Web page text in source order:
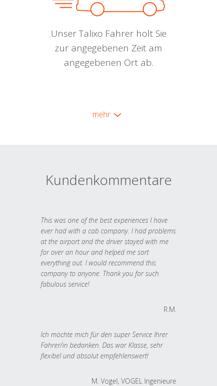
Unser Talixo Fahrer holt Sie
zur angegebenen Zeit am
angegebenen Ort ab.
mehr
Kundenkommentare
This was one of the best experiences I have
ever had with a cab company. I had problems
at the airport and the driver stayed with me
for over an hour and helped me sort
everything out. I would recommend this
company to anyone. Thank you for such
fabulous service!
R.M.
Ich möchte mich für den super Service Ihrer
Fahrer/in bedanken. Das war Klasse, sehr
flexibel und absolut empfehlenswert!
M. Vogel, VOGEL Ingenieure